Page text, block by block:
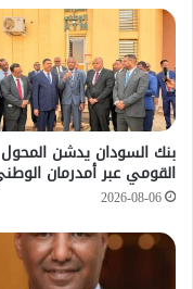
بنك السودان يدشن المحول
القومي عبر أمدرمان
2026-08-06